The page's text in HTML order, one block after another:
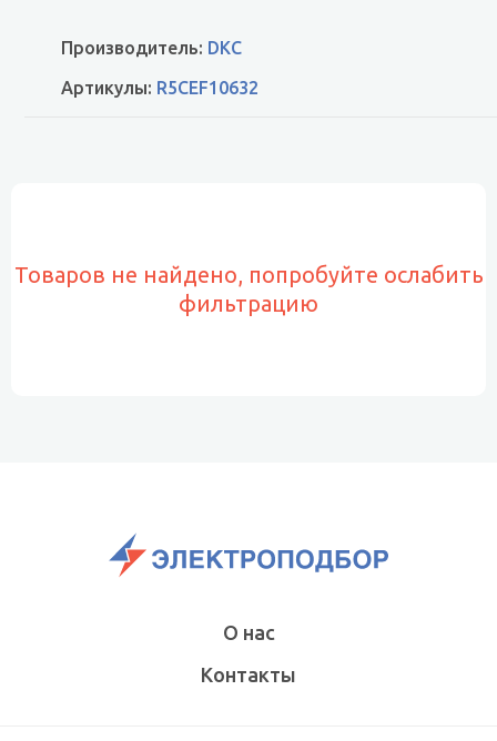
Производитель: DKC
Артикулы: R5CEF10632
Товаров не найдено, попробуйте ослабить
фильтрацию
О нас
Контакты